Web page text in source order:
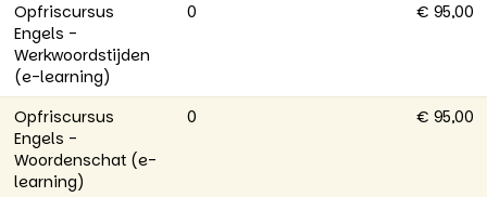
Opfriscursus
Engels -
Werkwoordstijden
(e-learning)
0 € 95,00
Opfriscursus
Engels -
Woordenschat (e-
learning)
0 € 95,00